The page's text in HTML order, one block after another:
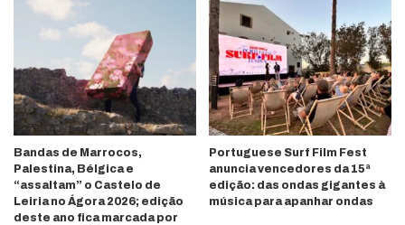
Bandas de Marrocos,
Palestina, Bélgica e
“assaltam” o Castelo de
Leiria no Ágora 2026; edição
deste ano fica marcada por
Portuguese Surf Film Fest
anuncia vencedores da 15ª
edição: das ondas gigantes à
música para apanhar ondas